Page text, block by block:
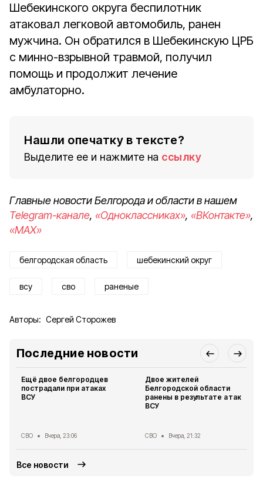
Шебекинского округа беспилотник
атаковал легковой автомобиль, ранен
мужчина. Он обратился в Шебекинскую ЦРБ
с минно-взрывной травмой, получил
помощь и продолжит лечение
амбулаторно.
Нашли опечатку в тексте?
Выделите ее и нажмите на ссылку
Главные новости Белгорода и области в нашем
Telegram-канале, «Одноклассниках», «ВКонтакте»,
«MAX»
белгородская область шебекинский округ
всу сво раненые
Авторы: Сергей Сторожев
Последние новости
Ещё двое белгородцев
пострадали при атаках
ВСУ
СВО Вчера, 23:06
Двое жителей
Белгородской области
ранены в результате атак
ВСУ
СВО Вчера, 21:32
Все новости